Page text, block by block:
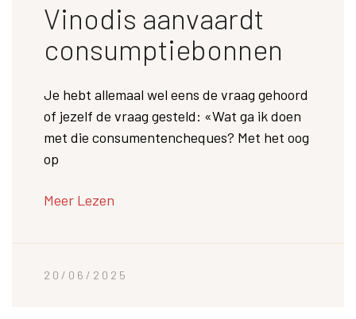
Vinodis aanvaardt
consumptiebonnen
Je hebt allemaal wel eens de vraag gehoord
of jezelf de vraag gesteld: «Wat ga ik doen
met die consumentencheques? Met het oog
op
Meer Lezen
20/06/2025